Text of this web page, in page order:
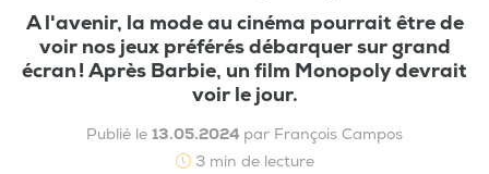
A l'avenir, la mode au cinéma pourrait être de
voir nos jeux préférés débarquer sur grand
écran ! Après Barbie, un film Monopoly devrait
voir le jour.
Publié le 13.05.2024 par François Campos
3 min de lecture